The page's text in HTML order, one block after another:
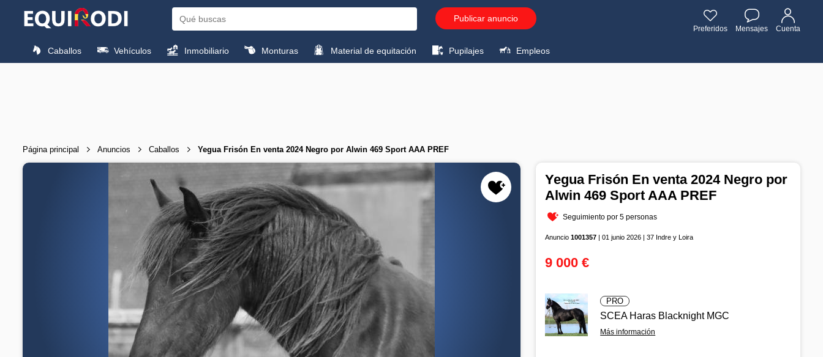
Publicar anuncio
Preferidos Mensajes Cuenta
Caballos Vehículos Inmobiliario Monturas Material de equitación Pupilajes Empleos
Página principal Anuncios Caballos Yegua Frisón En venta 2024 Negro por Alwin 469 Sport AAA PREF
Yegua Frisón En venta 2024 Negro por
Alwin 469 Sport AAA PREF
Seguimiento por 5 personas
Anuncio1001357 | 01 junio 2026 | 37 Indre y Loira
9 000 €
PRO
SCEA Haras Blacknight MGC
Más información